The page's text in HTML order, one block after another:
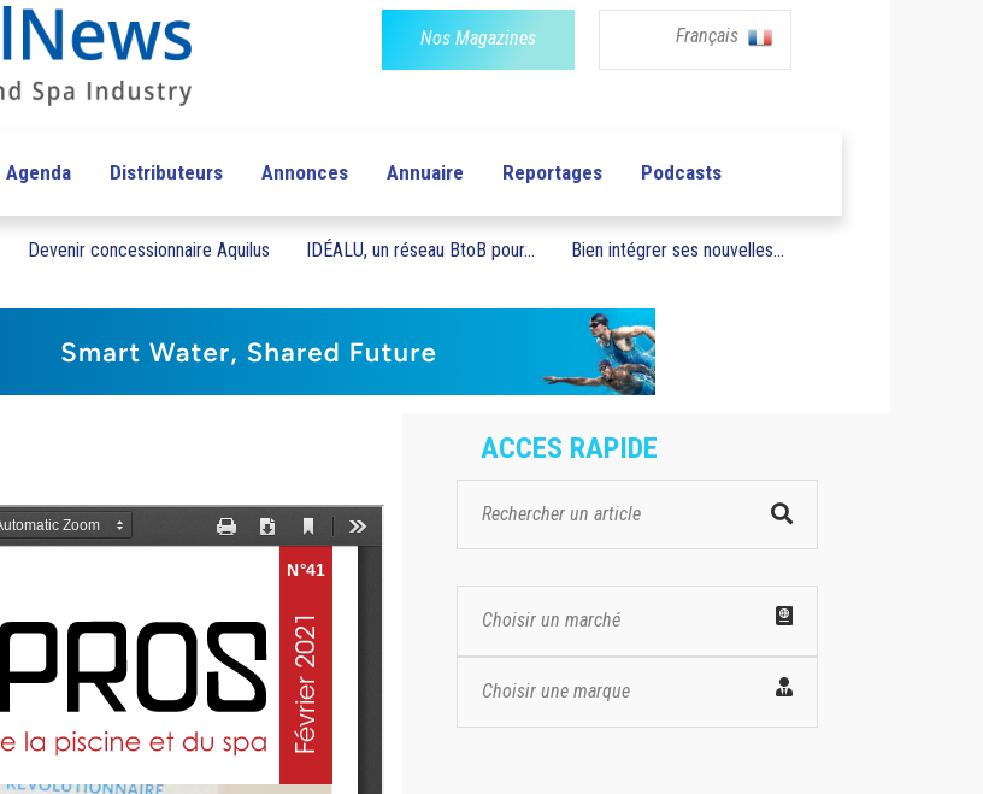
Nos Magazines Français
Agenda Distributeurs Annonces Annuaire Reportages Podcasts
Devenir concessionnaire Aquilus IDÉALU, un réseau BtoB pour... Bien intégrer ses nouvelles...
ACCES RAPIDE
Choisir un marché
Choisir une marque